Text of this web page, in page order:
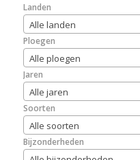
Landen
Alle landen
Ploegen
Alle ploegen
Jaren
Alle jaren
Soorten
Alle soorten
Bijzonderheden